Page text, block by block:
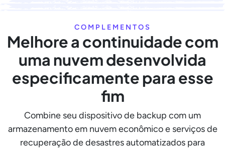
COMPLEMENTOS
Melhore a continuidade com
uma nuvem desenvolvida
especificamente para esse
fim
Combine seu dispositivo de backup com um
armazenamento em nuvem econômico e serviços de
recuperação de desastres automatizados para